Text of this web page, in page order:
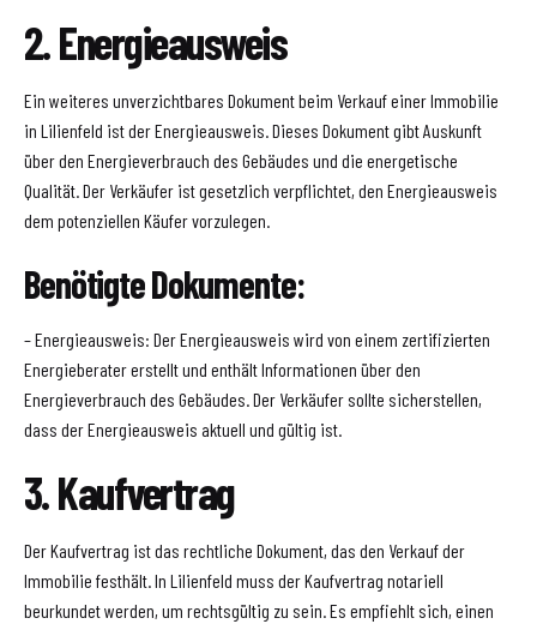
2. Energieausweis
Ein weiteres unverzichtbares Dokument beim Verkauf einer Immobilie
in Lilienfeld ist der Energieausweis. Dieses Dokument gibt Auskunft
über den Energieverbrauch des Gebäudes und die energetische
Qualität. Der Verkäufer ist gesetzlich verpflichtet, den Energieausweis
dem potenziellen Käufer vorzulegen.
Benötigte Dokumente:
– Energieausweis: Der Energieausweis wird von einem zertifizierten
Energieberater erstellt und enthält Informationen über den
Energieverbrauch des Gebäudes. Der Verkäufer sollte sicherstellen,
dass der Energieausweis aktuell und gültig ist.
3. Kaufvertrag
Der Kaufvertrag ist das rechtliche Dokument, das den Verkauf der
Immobilie festhält. In Lilienfeld muss der Kaufvertrag notariell
beurkundet werden, um rechtsgültig zu sein. Es empfiehlt sich, einen